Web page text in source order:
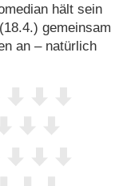
hält sein
gemeinsam
an – natürlich